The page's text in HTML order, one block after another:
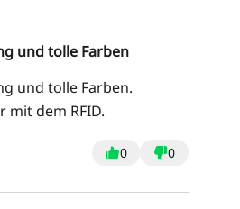
und tolle Farben
und tolle Farben.
mit dem RFID.
0 0